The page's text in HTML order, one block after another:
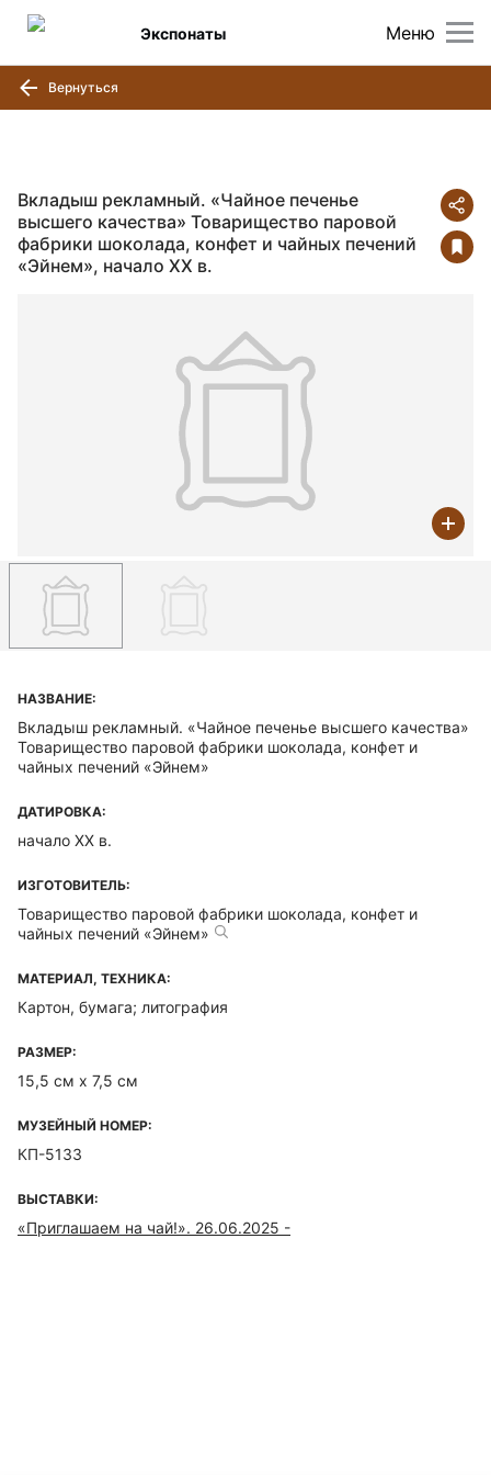
Меню
Экспонаты
Вернуться
Вкладыш рекламный. «Чайное печенье
высшего качества» Товарищество паровой
фабрики шоколада, конфет и чайных печений
«Эйнем», начало ХХ в.
НАЗВАНИЕ:
Вкладыш рекламный. «Чайное печенье высшего качества»
Товарищество паровой фабрики шоколада, конфет и
чайных печений «Эйнем»
ДАТИРОВКА:
начало ХХ в.
ИЗГОТОВИТЕЛЬ:
Товарищество паровой фабрики шоколада, конфет и
чайных печений «Эйнем»
МАТЕРИАЛ, ТЕХНИКА:
Картон, бумага; литография
РАЗМЕР:
15,5 см х 7,5 см
МУЗЕЙНЫЙ НОМЕР:
КП-5133
ВЫСТАВКИ:
«Приглашаем на чай!». 26.06.2025 -